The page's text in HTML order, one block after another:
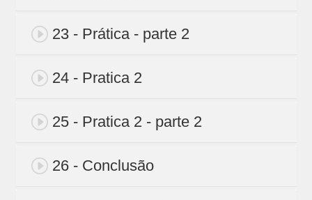
23 - Prática - parte 2
24 - Pratica 2
25 - Pratica 2 - parte 2
26 - Conclusão